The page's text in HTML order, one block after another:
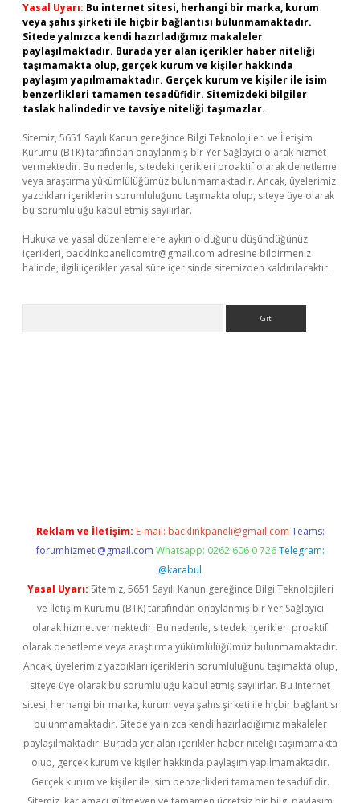
Yasal Uyarı: Bu internet sitesi, herhangi bir marka, kurum
veya şahıs şirketi ile hiçbir bağlantısı bulunmamaktadır.
Sitede yalnızca kendi hazırladığımız makaleler
paylaşılmaktadır. Burada yer alan içerikler haber niteliği
taşımamakta olup, gerçek kurum ve kişiler hakkında
paylaşım yapılmamaktadır. Gerçek kurum ve kişiler ile isim
benzerlikleri tamamen tesadüfidir. Sitemizdeki bilgiler
taslak halindedir ve tavsiye niteliği taşımazlar.
Sitemiz, 5651 Sayılı Kanun gereğince Bilgi Teknolojileri ve İletişim
Kurumu (BTK) tarafından onaylanmış bir Yer Sağlayıcı olarak hizmet
vermektedir. Bu nedenle, sitedeki içerikleri proaktif olarak denetleme
veya araştırma yükümlülüğümüz bulunmamaktadır. Ancak, üyelerimiz
yazdıkları içeriklerin sorumluluğunu taşımakta olup, siteye üye olarak
bu sorumluluğu kabul etmiş sayılırlar.
Hukuka ve yasal düzenlemelere aykırı olduğunu düşündüğünüz
içerikleri, backlinkpanelicomtr@gmail.com adresine bildirmeniz
halinde, ilgili içerikler yasal süre içerisinde sitemizden kaldırılacaktır.
Reklam ve İletişim: E-mail: backlinkpaneli@gmail.com Teams:
forumhizmeti@gmail.com Whatsapp: 0262 606 0 726 Telegram:
@karabul
Yasal Uyarı: Sitemiz, 5651 Sayılı Kanun gereğince Bilgi Teknolojileri
ve İletişim Kurumu (BTK) tarafından onaylanmış bir Yer Sağlayıcı
olarak hizmet vermektedir. Bu nedenle, sitedeki içerikleri proaktif
olarak denetleme veya araştırma yükümlülüğümüz bulunmamaktadır.
Ancak, üyelerimiz yazdıkları içeriklerin sorumluluğunu taşımakta olup,
siteye üye olarak bu sorumluluğu kabul etmiş sayılırlar. Bu internet
sitesi, herhangi bir marka, kurum veya şahıs şirketi ile hiçbir bağlantısı
bulunmamaktadır. Sitede yalnızca kendi hazırladığımız makaleler
paylaşılmaktadır. Burada yer alan içerikler haber niteliği taşımamakta
olup, gerçek kurum ve kişiler hakkında paylaşım yapılmamaktadır.
Gerçek kurum ve kişiler ile isim benzerlikleri tamamen tesadüfidir.